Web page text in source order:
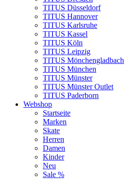
TITUS Düsseldorf
TITUS Hannover
TITUS Karlsruhe
TITUS Kassel
TITUS Köln
TITUS Leipzig
TITUS Mönchengladbach
TITUS München
TITUS Münster
TITUS Münster Outlet
TITUS Paderborn
Webshop
Startseite
Marken
Skate
Herren
Damen
Kinder
Neu
Sale %